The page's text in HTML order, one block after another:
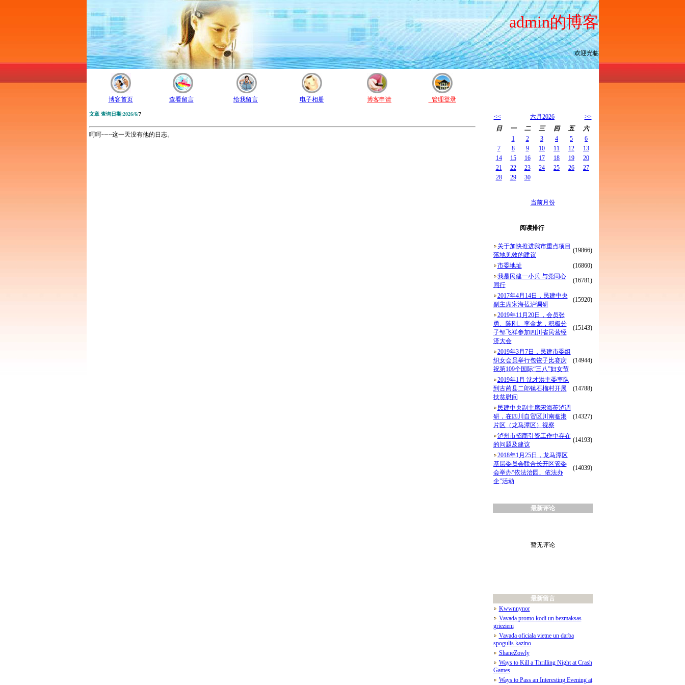
admin的博客
欢迎光临
博客首页 查看留言 给我留言 电子相册 博客申请 管理登录
文章 查询日期:2026/6/7
呵呵~~~这一天没有他的日志。
<< 六月2026
>>
日
一 二 三 四 五
六
1
2 3 4 5
6
7
8 9 10 11 12
13
14
15 16 17 18 19
20
21
22 23 24 25 26
27
28
29 30
当前月份
阅读排行
关于加快推进我市重点项目
落地见效的建议
(19866)
市委地址
(16860)
我是民建一小兵 与党同心
同行
(16781)
2017年4月14日，民建中央
副主席宋海莅泸调研
(15920)
2019年11月20日，会员张
勇、陈刚、李金龙，积极分
子邹飞祥参加四川省民营经
济大会
(15143)
2019年3月7日，民建市委组
织女会员举行包饺子比赛庆
祝第109个国际“三八”妇女节
(14944)
2019年1月 沈才洪主委率队
到古蔺县二郎镇石榴村开展
扶贫慰问
(14788)
民建中央副主席宋海莅泸调
研，在四川自贸区川南临港
片区（龙马潭区）视察
(14327)
泸州市招商引资工作中存在
的问题及建议
(14193)
2018年1月25日，龙马潭区
基层委员会联合长开区管委
会举办“依法治园、依法办
企”活动
(14039)
最新评论
暂无评论
最新留言
Kwwnnynor
Vavada promo kodi un bezmaksas
griezieni
Vavada oficiala vietne un darba
spogulis kazino
ShaneZowly
Ways to Kill a Thrilling Night at Crash
Games
Ways to Pass an Interesting Evening at